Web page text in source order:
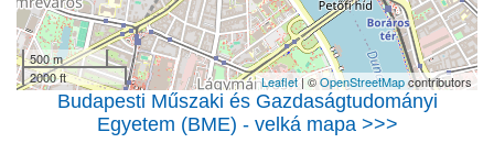
500 m
2000 ft
Leaflet| ©OpenStreetMapcontributors
Budapesti Műszaki és Gazdaságtudományi
Egyetem (BME) - velká mapa >>>